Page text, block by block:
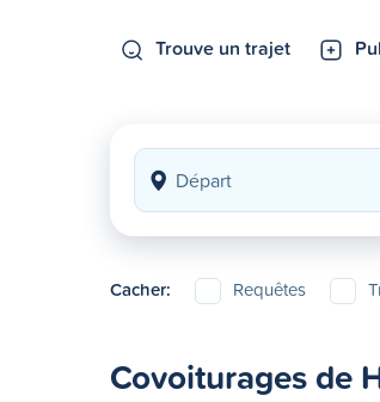
Trouve un trajet
Cacher: Requêtes
Covoiturages de